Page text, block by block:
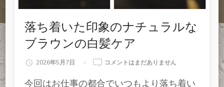
落ち着いた印象のナチュラルな
ブラウンの白髪ケア
2026年5月7日
落
着
コメントはまだありません
今回はお仕事の都合でいつもより落ち着い